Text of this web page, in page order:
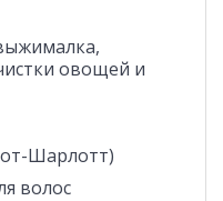
овощей и
Шарлотт)
волос